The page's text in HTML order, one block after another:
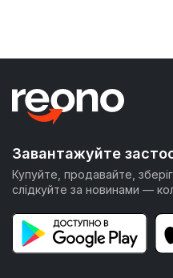
Завантажуйте
Купуйте, продавайте,
слідкуйте за новинами —